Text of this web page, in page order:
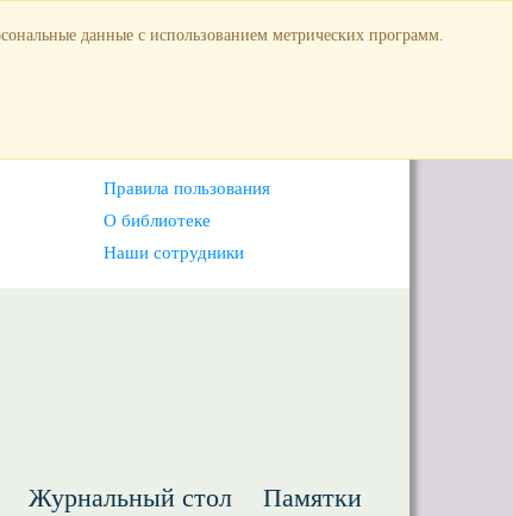
Правила пользования
О библиотеке
Наши сотрудники
Журнальный стол
Памятки
данные с использованием метрических программ.